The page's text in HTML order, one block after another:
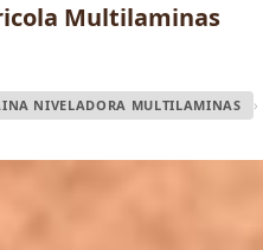
Multilaminas
NIVELADORA MULTILAMINAS ›